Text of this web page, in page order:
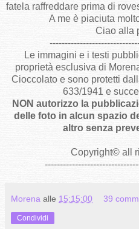
fatela raffreddare prima di
A me è piaciuta
Ciao alla
Le immagini e i testi
proprietà esclusiva di
Cioccolato e sono protetti
633/1941 e
NON autorizzo la
delle foto in alcun spazio
altro senza
Copyright© all
Morena alle 15:15:00 39
Condividi